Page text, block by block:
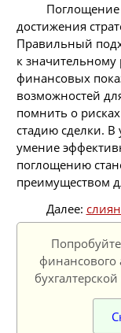
достижения
Правильный
к
финансовых
возможностей
помнить о
стадию сделки.
умение
поглощению
преимуществом
Далее: